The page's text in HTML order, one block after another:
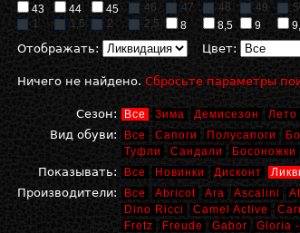
43
44 45 46 47 48 49
1
1,5 2 2,5 8 8,5 9
Отображать: Цвет:
Ничего не найдено. Сбросьте параметры
Сезон: Все Зима Демисезон Лето
Вид обуви: Все Сапоги Полусапоги
Туфли
Сандали Босоножки
Показывать: Все Новинки Дисконт
Производители: Все Abricot Ara Ascalini
Dino Ricci
Camel Active
Fretz
Freude Gabor Gloria